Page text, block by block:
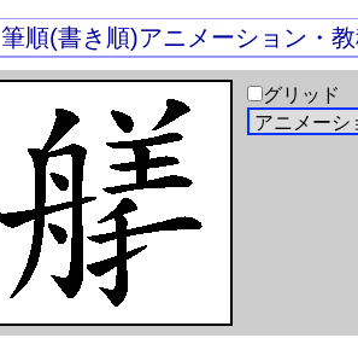
筆順(書き順)アニメーション・
グリッド